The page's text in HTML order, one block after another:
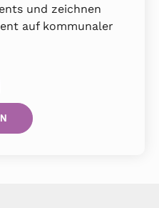
und zeichnen
auf kommunaler